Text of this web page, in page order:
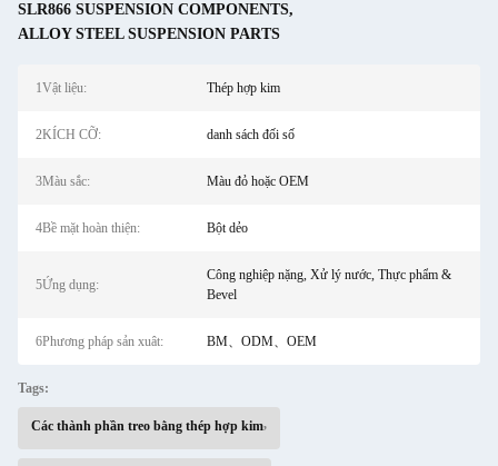
SLR866 SUSPENSION COMPONENTS,
ALLOY STEEL SUSPENSION PARTS
1Vật liệu: Thép hợp kim
2KÍCH CỠ: danh sách đối số
3Màu sắc: Màu đỏ hoặc OEM
4Bề mặt hoàn thiện: Bột dẻo
5Ứng dụng:
Công nghiệp nặng, Xử lý nước, Thực phẩm &
Bevel
6Phương pháp sản xuât: BM、ODM、OEM
Tags:
Các thành phần treo bằng thép hợp kim,